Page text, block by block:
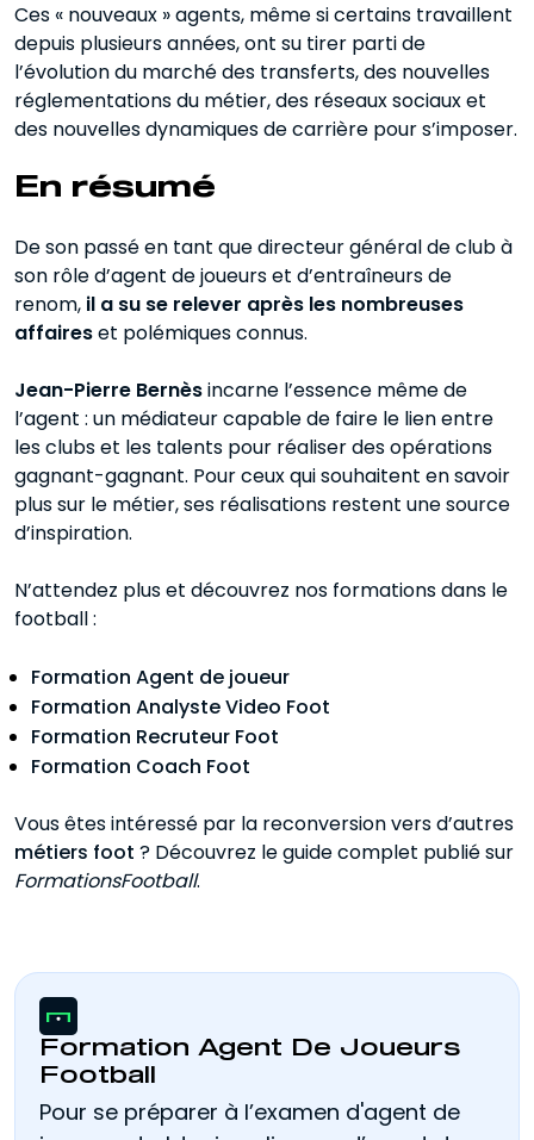
Ces « nouveaux » agents, même si certains travaillent
depuis plusieurs années, ont su tirer parti de
l’évolution du marché des transferts, des nouvelles
réglementations du métier, des réseaux sociaux et
des nouvelles dynamiques de carrière pour s’imposer.
En résumé
De son passé en tant que directeur général de club à
son rôle d’agent de joueurs et d’entraîneurs de
renom, il a su se relever après les nombreuses
affaireset polémiques connus.
Jean-Pierre Bernèsincarne l’essence même de
l’agent : un médiateur capable de faire le lien entre
les clubs et les talents pour réaliser des opérations
gagnant-gagnant. Pour ceux qui souhaitent en savoir
plus sur le métier, ses réalisations restent une source
d’inspiration.
N’attendez plus et découvrez nos formations dans le
football :
Formation Agent de joueur
Formation Analyste Video Foot
Formation Recruteur Foot
Formation Coach Foot
Vous êtes intéressé par la reconversion vers d’autres
métiers foot ? Découvrez le guide complet publié sur
FormationsFootball.
Formation Agent De Joueurs
Football
Pour se préparer à l’examen d'agent de